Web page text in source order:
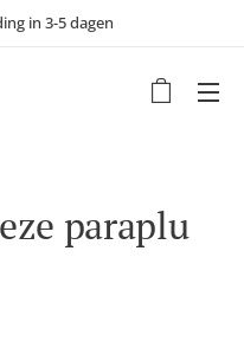
in 3-5 dagen
paraplu